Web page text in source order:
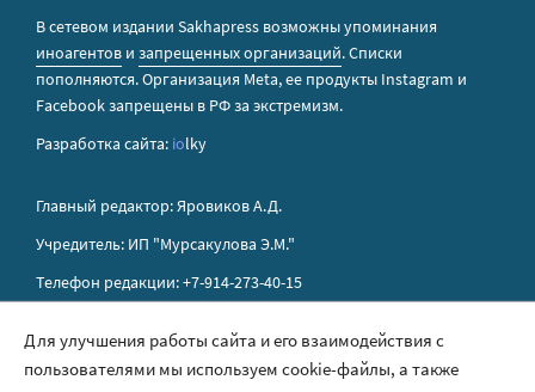
В сетевом издании Sakhapress возможны упоминания
иноагентов и запрещенных организаций. Списки
пополняются. Организация Metа, ее продукты Instagram и
Facebook запрещены в РФ за экстремизм.
Разработка сайта: iolky
Главный редактор: Яровиков А.Д.
Учредитель: ИП "Мурсакулова Э.М."
Телефон редакции: +7-914-273-40-15
Правила сайта
Для улучшения работы сайта и его взаимодействия с
пользователями мы используем cookie-файлы, а также